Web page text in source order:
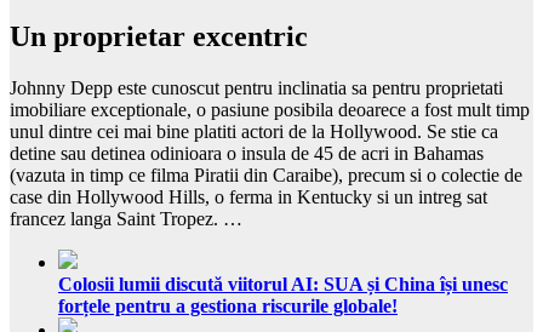
Un proprietar excentric
Johnny Depp este cunoscut pentru inclinatia sa pentru proprietati
imobiliare exceptionale, o pasiune posibila deoarece a fost mult timp
unul dintre cei mai bine platiti actori de la Hollywood. Se stie ca
detine sau detinea odinioara o insula de 45 de acri in Bahamas
(vazuta in timp ce filma Piratii din Caraibe), precum si o colectie de
case din Hollywood Hills, o ferma in Kentucky si un intreg sat
francez langa Saint Tropez. …
Colosii lumii discută viitorul AI: SUA și China își unesc
forțele pentru a gestiona riscurile globale!